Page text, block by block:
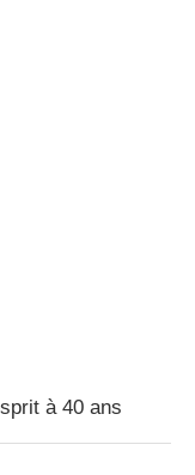
à 40 ans